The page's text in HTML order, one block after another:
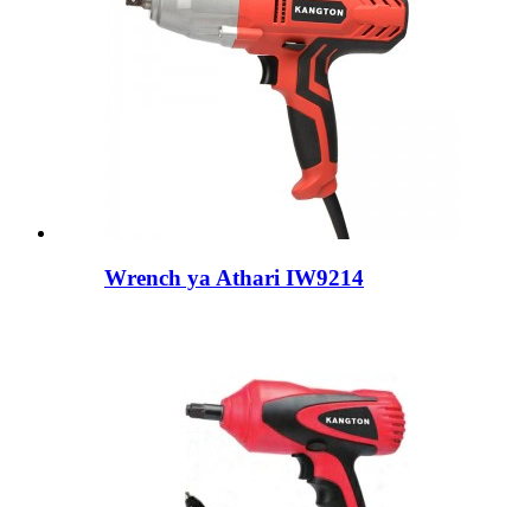
Wrench ya Athari IW9214